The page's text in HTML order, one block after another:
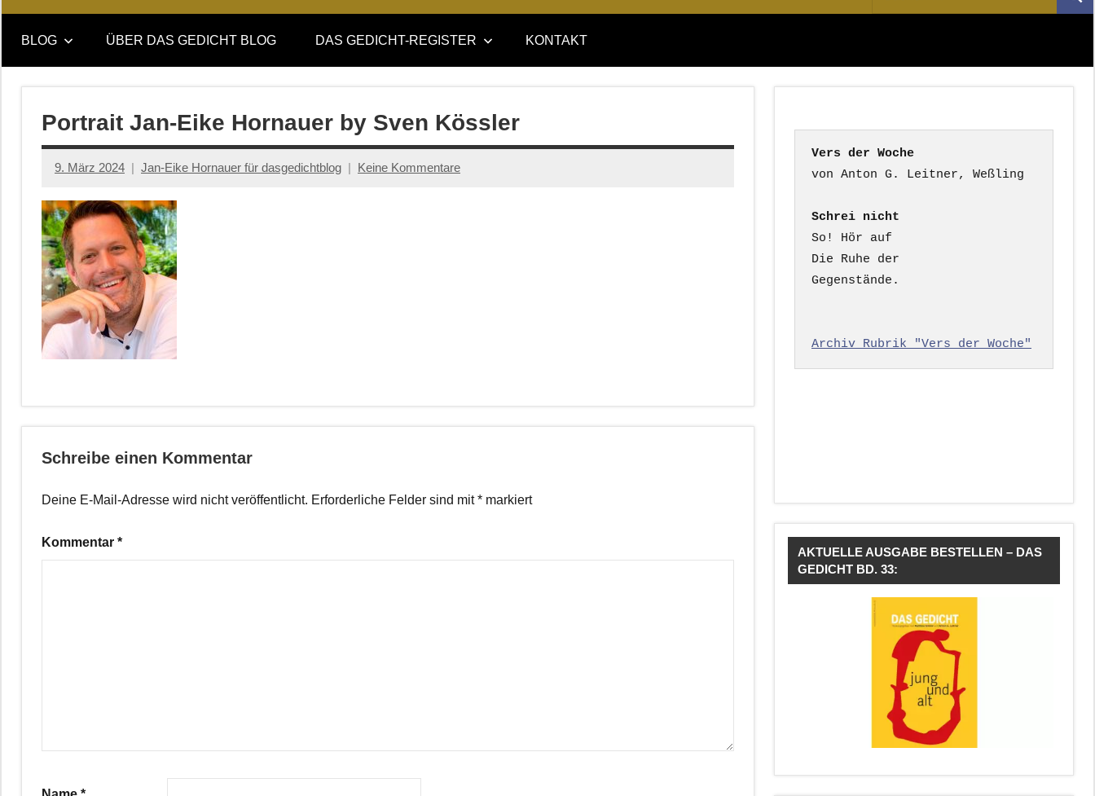
DAS
GEDICHT
blog
DAS
GEDICHT.
Zeitschrift
nach:
BLOG ÜBER DAS GEDICHT BLOG DAS GEDICHT-REGISTER KONTAKT
Portrait Jan-Eike Hornauer by Sven Kössler
9. März 2024 Jan-Eike Hornauer für dasgedichtblog Keine Kommentare
Schreibe einen Kommentar
Deine E-Mail-Adresse wird nicht veröffentlicht. Erforderliche Felder sind mit* markiert
Kommentar *
Vers der Woche
Schrei nicht
So! Hör auf
Die Ruhe der
Gegenstände.
Archiv Rubrik "Vers der Woche"
AKTUELLE AUSGABE BESTELLEN – DAS
GEDICHT BD. 33: